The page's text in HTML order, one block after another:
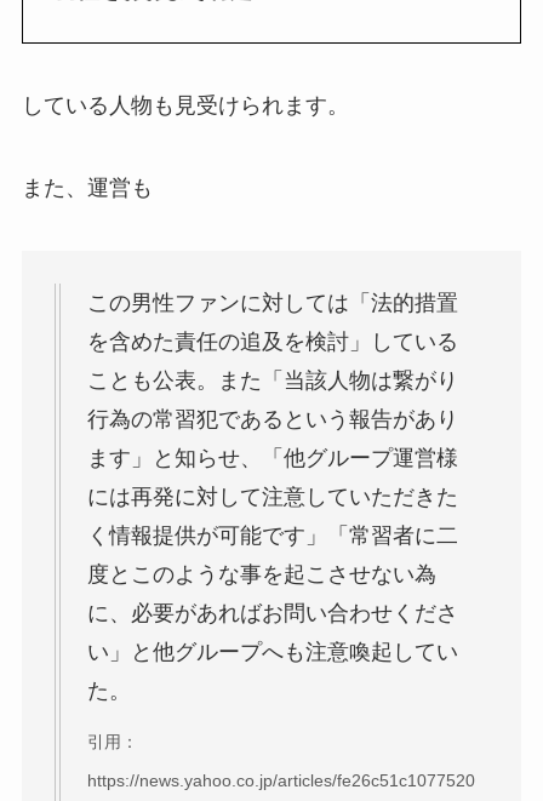
している人物も見受けられます。
また、運営も
この男性ファンに対しては「法的措置
を含めた責任の追及を検討」している
ことも公表。また「当該人物は繋がり
行為の常習犯であるという報告があり
ます」と知らせ、「他グループ運営様
には再発に対して注意していただきた
く情報提供が可能です」「常習者に二
度とこのような事を起こさせない為
に、必要があればお問い合わせくださ
い」と他グループへも注意喚起してい
た。
引用：
https://news.yahoo.co.jp/articles/fe26c51c1077520